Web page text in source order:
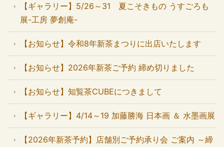
【ギャラリー】5/26～31 夏こそきもの うすごろも
展-工房 夢創庵-
【お知らせ】令和8年新茶まつりに出店いたします
【お知らせ】2026年新茶ご予約 締め切りました
【お知らせ】知覧茶CUBEにつきまして
【ギャラリー】4/14～19 加藤勝海 日本画 ＆ 水墨画展
【2026年新茶予約】店舗別ご予約承り会 ご案内 ～締